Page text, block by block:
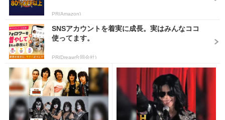
PR(Amazon)
SNSアカウントを着実に成長。実はみんなココ
使ってます。
PR(Dreaw合同会社)